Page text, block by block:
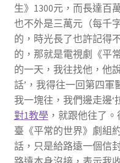
生》1300元，而長達百
也不外是三萬元（每千
的，時光長了也許記得
的，那就是電視劇《平
的一天，我往找他，他
話’，我得往一回第四
我一塊往，我們邊走邊‘
對1教學，就跟他往了
臺《平常的世界》劇組
話，只是給路遠一個信